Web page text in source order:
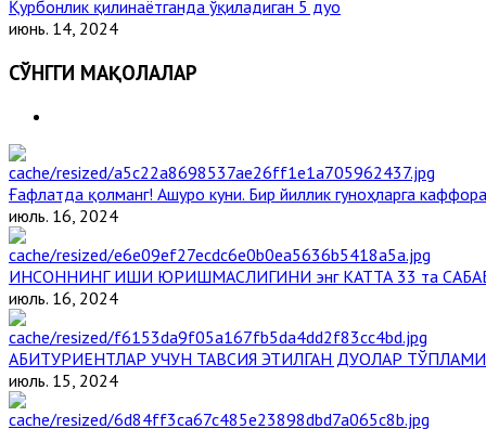
Қурбонлик қилинаётганда ўқиладиган 5 дуо
июнь. 14, 2024
СЎНГГИ МАҚОЛАЛАР
Ғафлатда қолманг! Ашуро куни. Бир йиллик гуноҳларга
июль. 16, 2024
ИНСОННИНГ ИШИ ЮРИШМАСЛИГИНИ энг КАТТА 33 та
июль. 16, 2024
АБИТУРИЕНТЛАР УЧУН ТАВСИЯ ЭТИЛГАН ДУОЛАР ТЎПЛАМИ
июль. 15, 2024